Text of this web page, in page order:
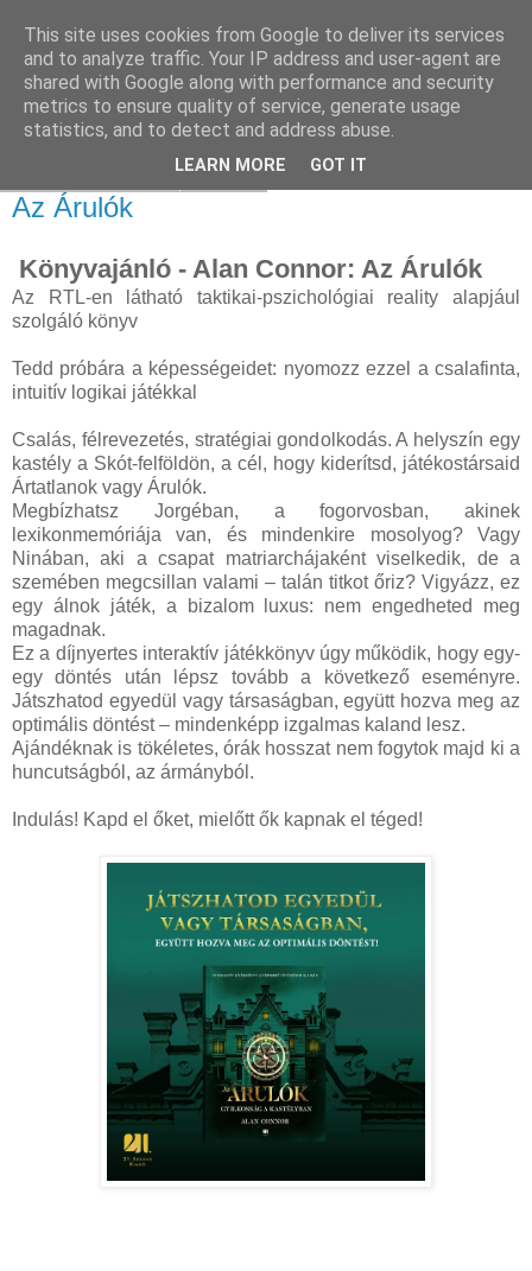
Az Árulók
Könyvajánló - Alan Connor: Az Árulók
Az RTL-en látható taktikai-pszichológiai reality alapjául
szolgáló könyv
Tedd próbára a képességeidet: nyomozz ezzel a csalafinta,
intuitív logikai játékkal
Csalás, félrevezetés, stratégiai gondolkodás. A helyszín egy
kastély a Skót-felföldön, a cél, hogy kiderítsd, játékostársaid
Ártatlanok vagy Árulók.
Megbízhatsz Jorgéban, a fogorvosban, akinek
lexikonmemóriája van, és mindenkire mosolyog? Vagy
Ninában, aki a csapat matriarchájaként viselkedik, de a
szemében megcsillan valami – talán titkot őriz? Vigyázz, ez
egy álnok játék, a bizalom luxus: nem engedheted meg
magadnak.
Ez a díjnyertes interaktív játékkönyv úgy működik, hogy egy-
egy döntés után lépsz tovább a következő eseményre.
Játszhatod egyedül vagy társaságban, együtt hozva meg az
optimális döntést – mindenképp izgalmas kaland lesz.
Ajándéknak is tökéletes, órák hosszat nem fogytok majd ki a
huncutságból, az ármányból.
Indulás! Kapd el őket, mielőtt ők kapnak el téged!
This site uses cookies from Google to deliver its services
and to analyze traffic. Your IP address and user-agent are
shared with Google along with performance and security
metrics to ensure quality of service, generate usage
statistics, and to detect and address abuse.
LEARN MORE GOT IT